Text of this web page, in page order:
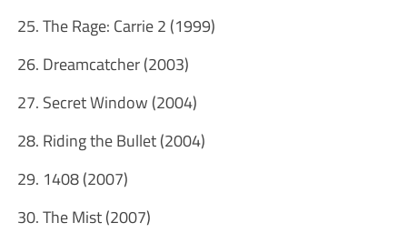
25. The Rage: Carrie 2 (1999)
26. Dreamcatcher (2003)
27. Secret Window (2004)
28. Riding the Bullet (2004)
29. 1408 (2007)
30. The Mist (2007)